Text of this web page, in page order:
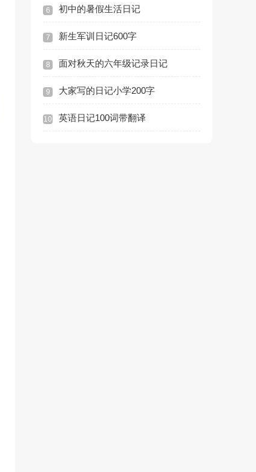
6 初中的暑假生活日记
7 新生军训日记600字
8 面对秋天的六年级记录日记
9 大家写的日记小学200字
10 英语日记100词带翻译